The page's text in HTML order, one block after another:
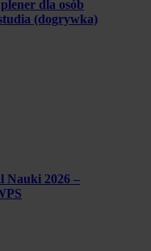
dla osób
(dogrywka)
Nauki 2026 –